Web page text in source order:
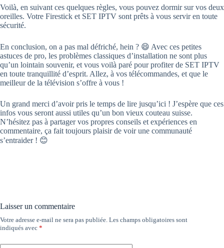
Voilà, en suivant ces quelques règles, vous pouvez dormir sur vos deux
oreilles. Votre Firestick et SET IPTV sont prêts à vous servir en toute
sécurité.
En conclusion, on a pas mal défriché, hein ? 😄 Avec ces petites
astuces de pro, les problèmes classiques d’installation ne sont plus
qu’un lointain souvenir, et vous voilà paré pour profiter de SET IPTV
en toute tranquillité d’esprit. Allez, à vos télécommandes, et que le
meilleur de la télévision s’offre à vous !
Un grand merci d’avoir pris le temps de lire jusqu’ici ! J’espère que ces
infos vous seront aussi utiles qu’un bon vieux couteau suisse.
N’hésitez pas à partager vos propres conseils et expériences en
commentaire, ça fait toujours plaisir de voir une communauté
s’entraider ! 😊
Laisser un commentaire
Votre adresse e-mail ne sera pas publiée. Les champs obligatoires sont
indiqués avec *